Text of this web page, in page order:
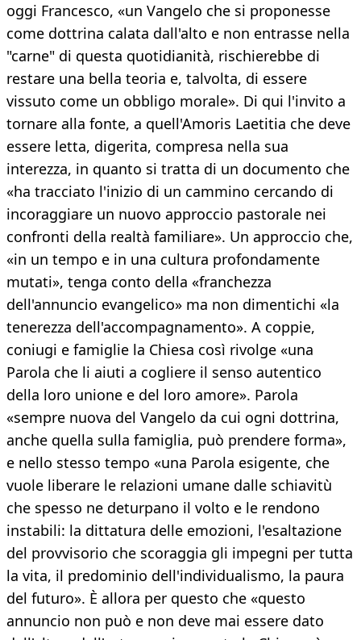
oggi Francesco, «un Vangelo che si proponesse
come dottrina calata dall'alto e non entrasse nella
"carne" di questa quotidianità, rischierebbe di
restare una bella teoria e, talvolta, di essere
vissuto come un obbligo morale». Di qui l'invito a
tornare alla fonte, a quell'Amoris Laetitia che deve
essere letta, digerita, compresa nella sua
interezza, in quanto si tratta di un documento che
«ha tracciato l'inizio di un cammino cercando di
incoraggiare un nuovo approccio pastorale nei
confronti della realtà familiare». Un approccio che,
«in un tempo e in una cultura profondamente
mutati», tenga conto della «franchezza
dell'annuncio evangelico» ma non dimentichi «la
tenerezza dell'accompagnamento». A coppie,
coniugi e famiglie la Chiesa così rivolge «una
Parola che li aiuti a cogliere il senso autentico
della loro unione e del loro amore». Parola
«sempre nuova del Vangelo da cui ogni dottrina,
anche quella sulla famiglia, può prendere forma»,
e nello stesso tempo «una Parola esigente, che
vuole liberare le relazioni umane dalle schiavitù
che spesso ne deturpano il volto e le rendono
instabili: la dittatura delle emozioni, l'esaltazione
del provvisorio che scoraggia gli impegni per tutta
la vita, il predominio dell'individualismo, la paura
del futuro». È allora per questo che «questo
annuncio non può e non deve mai essere dato